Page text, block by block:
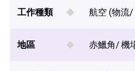
工作種類 航空 (物流
地區 赤鱲角/ 機